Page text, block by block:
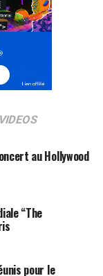
VIDEOS
au Hollywood
“The
pour le